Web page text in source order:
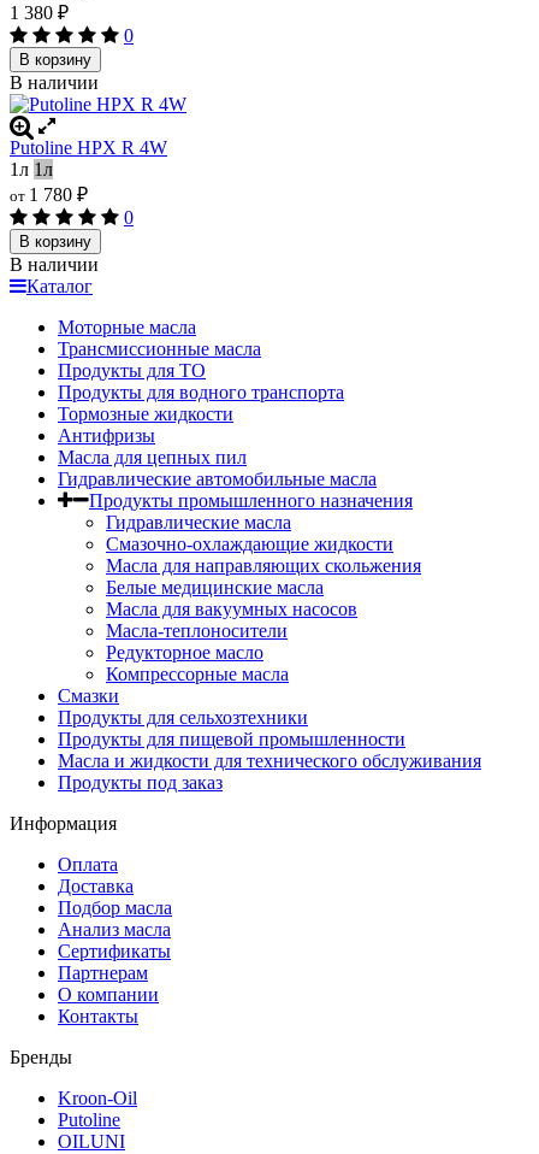
1 380 ₽
0
В корзину
В наличии
Putoline HPX R 4W
1л 1л
от 1 780 ₽
0
В корзину
В наличии
Каталог
Моторные масла
Трансмиссионные масла
Продукты для ТО
Продукты для водного транспорта
Тормозные жидкости
Антифризы
Масла для цепных пил
Гидравлические автомобильные масла
Продукты промышленного назначения
Гидравлические масла
Cмазочно-охлаждающие жидкости
Масла для направляющих скольжения
Белые медицинские масла
Масла для вакуумных насосов
Масла-теплоносители
Редукторное масло
Компрессорные масла
Смазки
Продукты для сельхозтехники
Продукты для пищевой промышленности
Масла и жидкости для технического обслуживания
Продукты под заказ
Информация
Оплата
Доставка
Подбор масла
Анализ масла
Сертификаты
Партнерам
О компании
Контакты
Бренды
Kroon-Oil
Putoline
OILUNI